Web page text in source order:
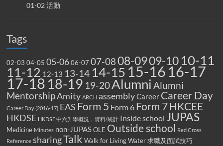
01-02 活動
Tags
02-03 04-05 05-06 06-07 07-0808-0909-10 10-11
11-12 12-13 13-14 14-15 15-16 16-17
17-18 18-19 19-20Alumni Alumni
MentorshipAmity ARCH assemblyCareer Career Day
Career Day (2016-17) EAS Form 5 Form 6 Form 7HKCEE
HKDSE HKDSE 中六升學概況，資料/統計 Inside school JUPAS
Medicine Minutes non-JUPAS OLE Outside school Red Cross
Reference sharingTalk Walk for Living Water 求職及面試技巧